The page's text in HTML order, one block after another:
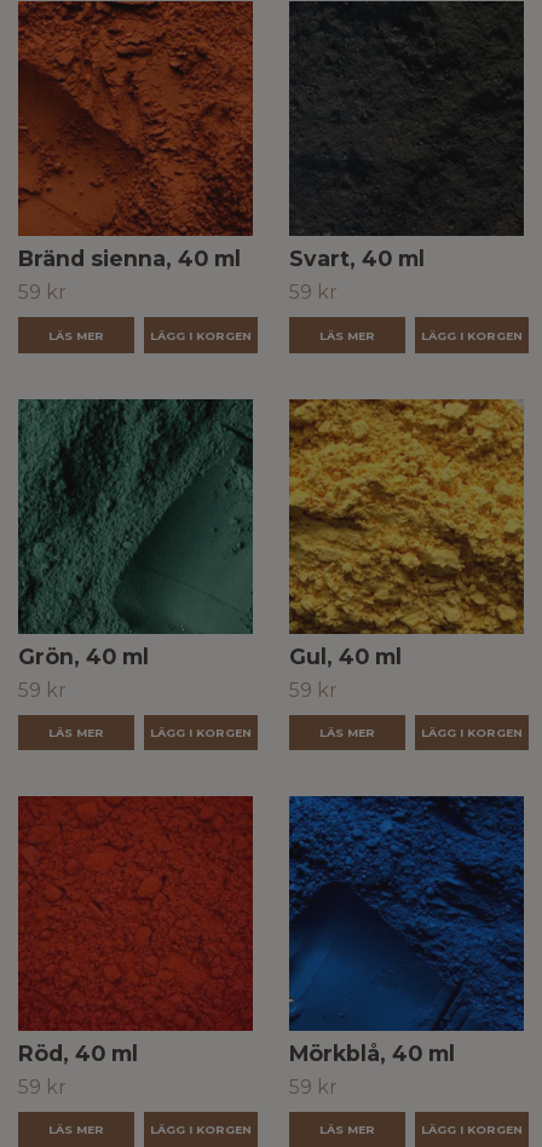
Bränd sienna, 40 ml
59 kr
LÄS MER
Svart, 40 ml
59 kr
LÄS MER
Grön, 40 ml
59 kr
LÄS MER
Gul, 40 ml
59 kr
LÄS MER
Röd, 40 ml
59 kr
LÄS MER
Mörkblå, 40 ml
59 kr
LÄS MER